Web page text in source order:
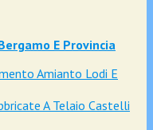
E Provincia
Amianto Lodi E
A Telaio Castelli